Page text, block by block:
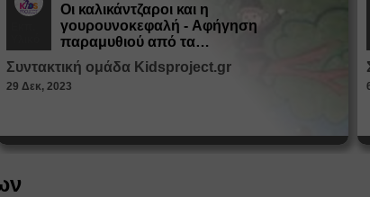
Οι καλικάντζαροι και η
γουρουνοκεφαλή - Αφήγηση
παραμυθιού από τα
Παραμυθοκαμώματα
Συντακτική ομάδα Kidsproject.gr
29 Δεκ, 2023